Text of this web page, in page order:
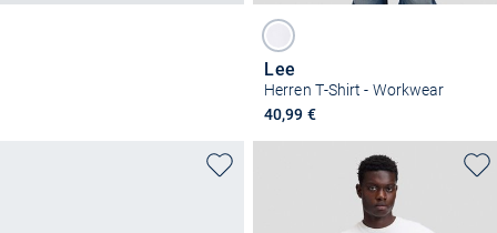
Lee
Herren T-Shirt - Workwear
40,99 €